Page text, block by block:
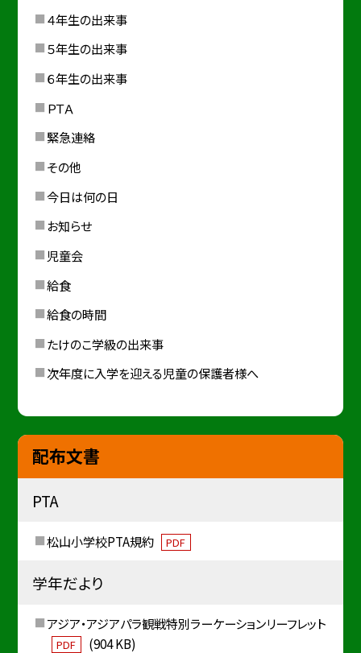
４年生の出来事
５年生の出来事
６年生の出来事
ＰＴＡ
緊急連絡
その他
今日は何の日
お知らせ
児童会
給食
給食の時間
たけのこ学級の出来事
次年度に入学を迎える児童の保護者様へ
配布文書
PTA
松山小学校PTA規約 PDF
学年だより
アジア・アジアパラ観戦特別ラーケーションリーフレット
PDF (904 KB)